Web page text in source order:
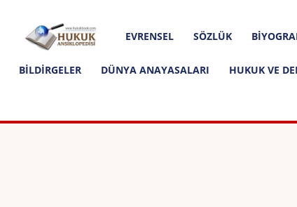
Hukuk
Ansiklopedisi
EVRENSEL SÖZLÜK
BILDIRGELER DÜNYA ANAYASALARI HUKUK VE